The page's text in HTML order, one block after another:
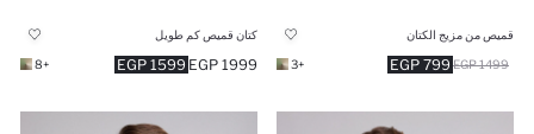
قميص من مزيج الكتان
799 EGP 1499 EGP
+3
كتان قميص كم طويل
1599 EGP 1999 EGP
+8